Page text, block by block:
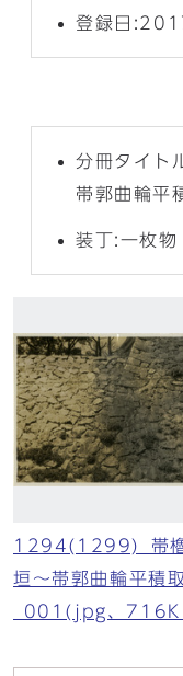
登録日
分冊タイ
帯郭曲輪平
装丁:一枚物
1294(1299)_帯
垣～帯郭曲輪平積
_001(jpg、